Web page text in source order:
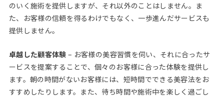
のいく施術を提供しますが、それ以外のことはしません。ま
た、お客様の信頼を得るわけでもなく、一歩進んだサービスも
提供しません。
卓越した顧客体験 – お客様の美容習慣を伺い、それに合ったサ
ービスを提案することで、個々のお客様に合った体験を提供し
ます。朝の時間がないお客様には、短時間でできる美容法をお
すすめしたりします。また、待ち時間や施術中を楽しく過ごし